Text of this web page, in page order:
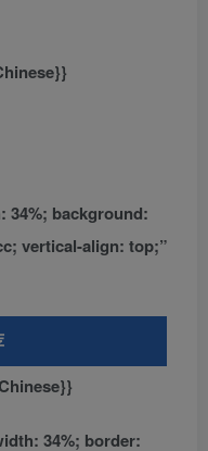
34%; background:
vertical-align: top;”
34%; border: